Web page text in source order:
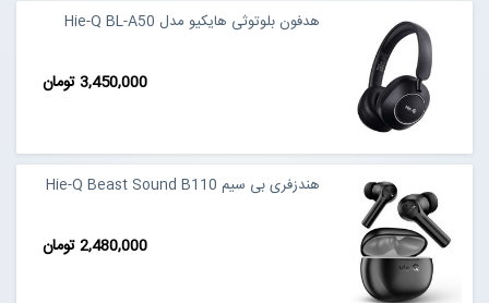
هدفون بلوتوثی هایکیو مدل Hie-Q BL-A50
3,450,000 تومان
هندزفری بی سیم Hie-Q Beast Sound B110
2,480,000 تومان